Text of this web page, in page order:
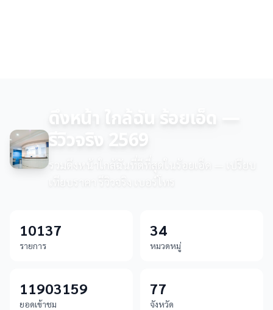
ดึงหน้า ใกล้ฉัน ร้อยเอ็ด —
รีวิวจริง 2569
รวมดึงหน้าใกล้ฉันที่ดีที่สุดในร้อยเอ็ด — เปรียบ
เทียบราคา รีวิวจริง เบอร์โทร
10137
รายการ
34
หมวดหมู่
11903159
ยอดเข้าชม
77
จังหวัด